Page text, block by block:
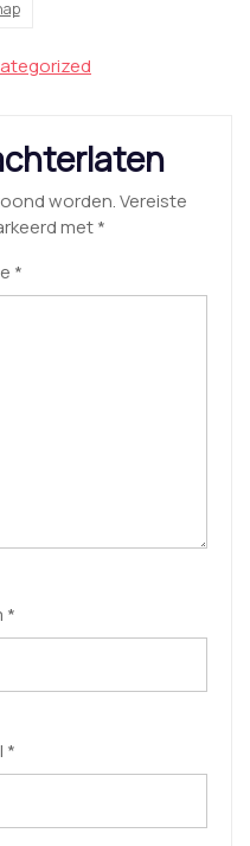
worden.Vereiste
met*
*
*
*